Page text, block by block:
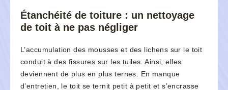
Étanchéité de toiture : un nettoyage
de toit à ne pas négliger
L’accumulation des mousses et des lichens sur le toit
conduit à des fissures sur les tuiles. Ainsi, elles
deviennent de plus en plus ternes. En manque
d’entretien, le toit se ternit petit à petit et s’encrasse